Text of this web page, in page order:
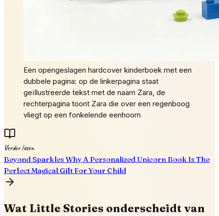
Een opengeslagen hardcover kinderboek met een
dubbele pagina: op de linkerpagina staat
geïllustreerde tekst met de naam Zara, de
rechterpagina toont Zara die over een regenboog
vliegt op een fonkelende eenhoorn
Verder lezen
Beyond Sparkles Why A Personalized Unicorn Book Is The
Perfect Magical Gift For Your Child
Wat Little Stories onderscheidt van